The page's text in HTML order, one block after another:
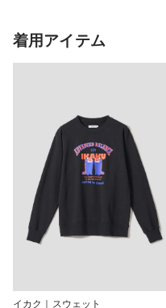
着用アイテム
イカク｜スウェット